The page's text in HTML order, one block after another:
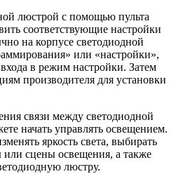
люстрой с помощью пульта
соответствующие настройки
на корпусе светодиодной
или «настройки»,
в режим настройки. Затем
производителя для установки
связи между светодиодной
начать управлять освещением.
яркость света, выбирать
сцены освещения, а также
люстру.